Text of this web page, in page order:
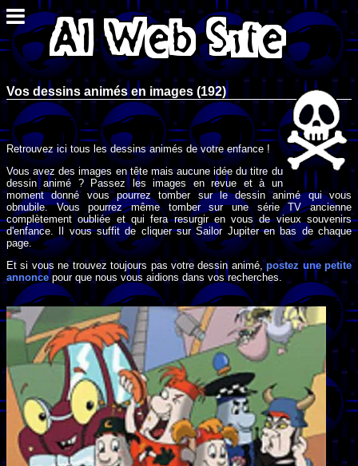
Vos dessins animés en images (192)
Retrouvez ici tous les dessins animés de votre enfance !
Vous avez des images en tête mais aucune idée du titre du
dessin animé ? Passez les images en revue et à un
moment donné vous pourrez tomber sur le dessin animé qui vous
obnubile. Vous pourrez même tomber sur une série TV ancienne
complètement oubliée et qui fera resurgir en vous de vieux souvenirs
d'enfance. Il vous suffit de cliquer sur Sailor Jupiter en bas de chaque
page.
Et si vous ne trouvez toujours pas votre dessin animé,postez une petite
annoncepour que nous vous aidions dans vos recherches.